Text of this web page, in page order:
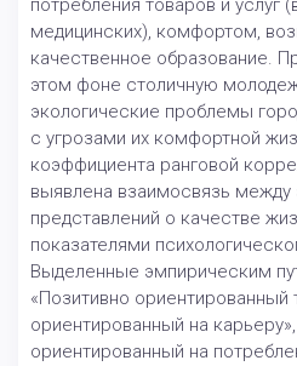
потребления товаров и услуг
медицинских), комфортом,
качественное образование.
этом фоне столичную
экологические проблемы
с угрозами их комфортной
коэффициента ранговой
выявлена взаимосвязь
представлений о качестве
показателями
Выделенные эмпирическим
«Позитивно ориентированный
ориентированный на
ориентированный на